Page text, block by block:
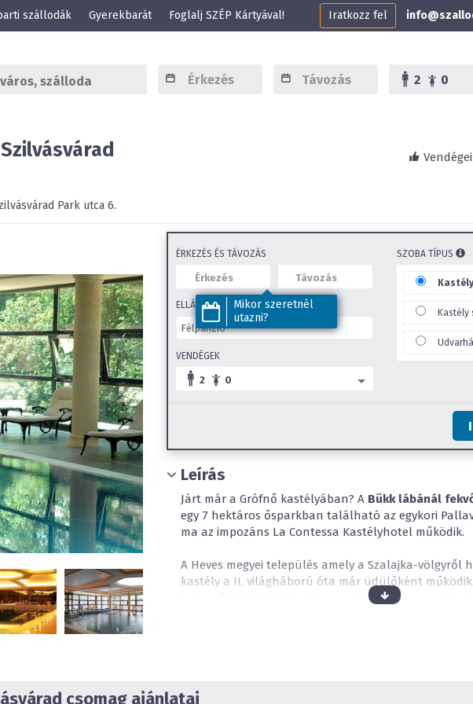
szállodák Gyerekbarát Foglalj SZÉP Kártyával! Iratkozz fel
2 0
Szilvásvárad
Park utca 6.
ÉRKEZÉS ÉS TÁVOZÁS
Mikor szeretnél
utazni?
ELLÁTÁS
VENDÉGEK
2 0
SZOBA TÍPUS
Kastély
Leírás
Járt már a Grófnő kastélyában? A Bükk lábánál
egy 7 hektáros ősparkban található az egykori
ma az impozáns La Contessa Kastélyhotel működik.
A Heves megyei település amely a Szalajka-völgyről
kastély a II. világháború óta már üdülőként működik,
befejeződött felújítás után nyerte el mai pompáját és
A parkban zárt parkolót biztosítanak az autóval
csomag ajánlatai